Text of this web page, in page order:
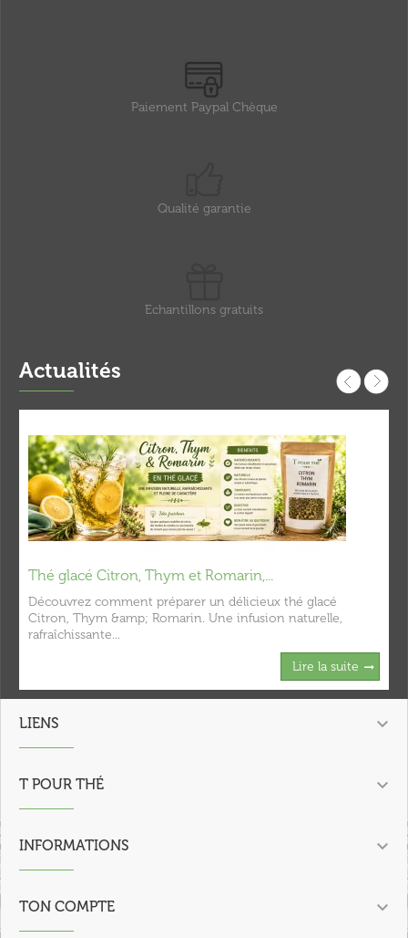
Paiement Paypal Chèque
Qualité garantie
Echantillons gratuits
Actualités
Thé glacé Citron, Thym et Romarin,...
Découvrez comment préparer un délicieux thé glacé
Citron, Thym &amp; Romarin. Une infusion naturelle,
rafraîchissante...
Lire la suite
LIENS 
T POUR THÉ 
INFORMATIONS 
TON COMPTE 